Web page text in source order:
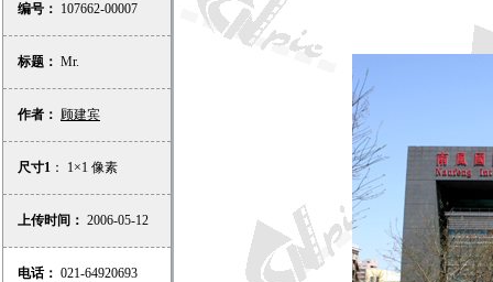
编号： 107662-00007
标题： Mr.
作者： 顾建宾
尺寸1 ： 1×1 像素
上传时间： 2006-05-12
电话： 021-64920693